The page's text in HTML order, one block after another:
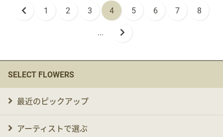
1 2 3 4 5 6 7 8
...
SELECT FLOWERS
最近のピックアップ
アーティストで選ぶ